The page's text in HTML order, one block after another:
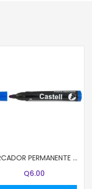
MARCADOR PERMANENTE CASTELL PUNTA REDONDA AZUL
Q6.00